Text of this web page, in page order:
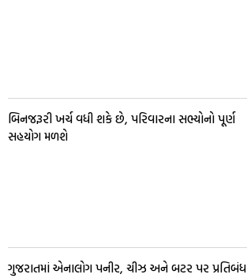
બિનજરૂરી ખર્ચ વધી શકે છે, પરિવારના સભ્યોનો પૂર્ણ
સહયોગ મળશે
ગુજરાતમાં એનાલોગ પનીર, ચીઝ અને બટર પર પ્રતિબંધ